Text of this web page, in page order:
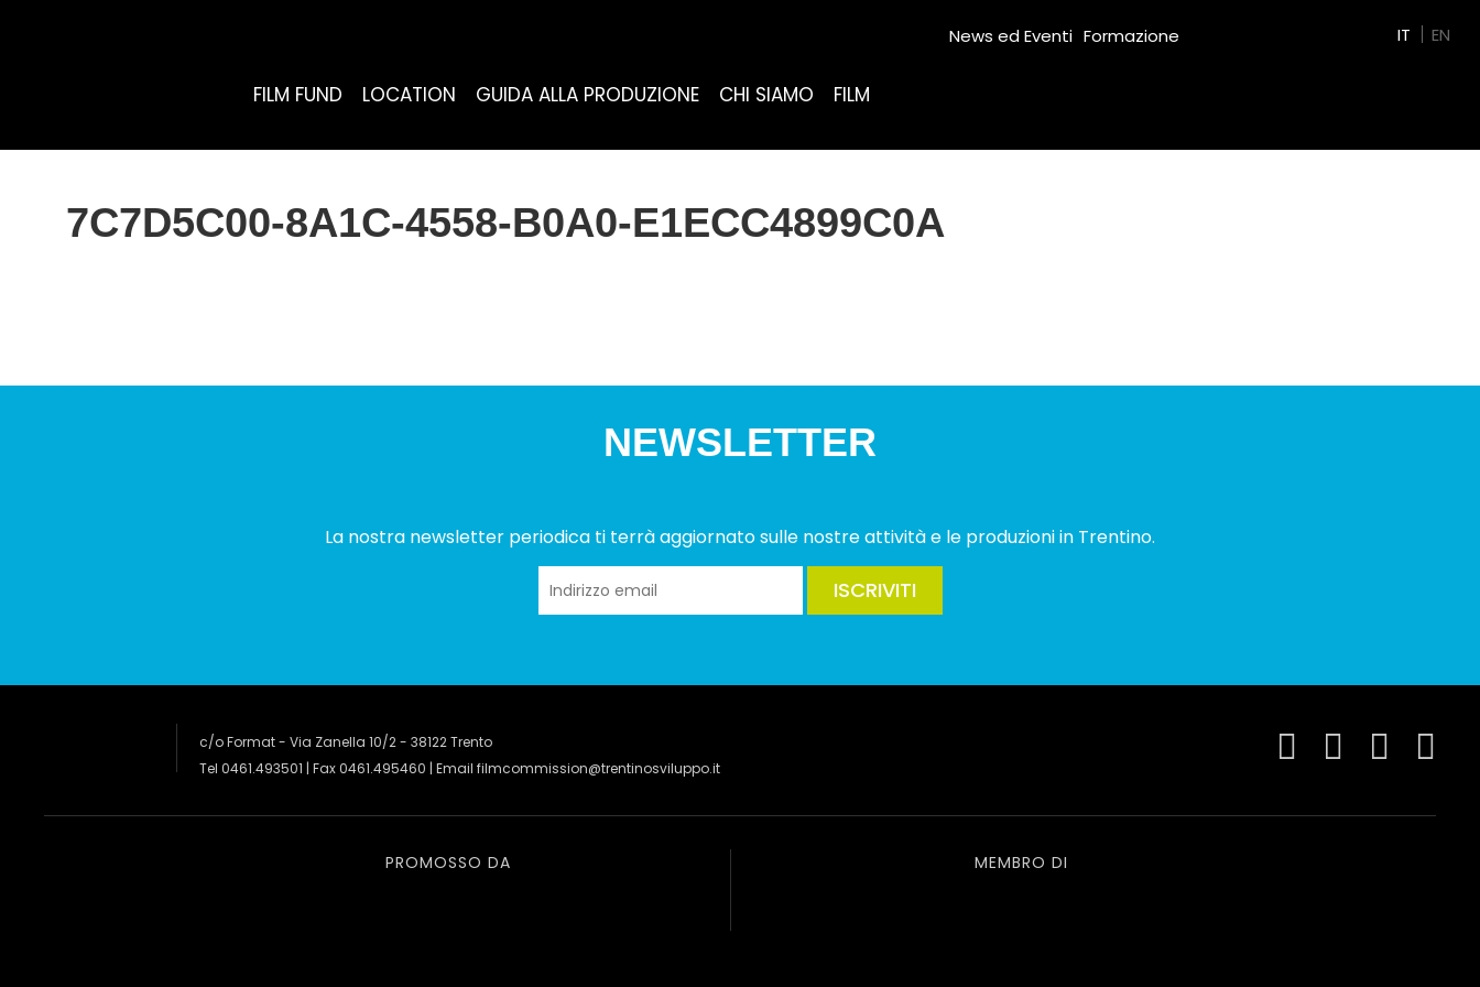
FILM FUND LOCATION GUIDA ALLA PRODUZIONE CHI SIAMO FILM
News ed Eventi Formazione IT EN
7C7D5C00-8A1C-4558-B0A0-E1ECC4899C0A
NEWSLETTER
La nostra newsletter periodica ti terrà aggiornato sulle nostre attività e le produzioni in Trentino.
ISCRIVITI
c/o Format - Via Zanella 10/2 - 38122 Trento
Tel 0461.493501 | Fax 0461.495460 | Email filmcommission@trentinosviluppo.it
PROMOSSO DA MEMBRO DI